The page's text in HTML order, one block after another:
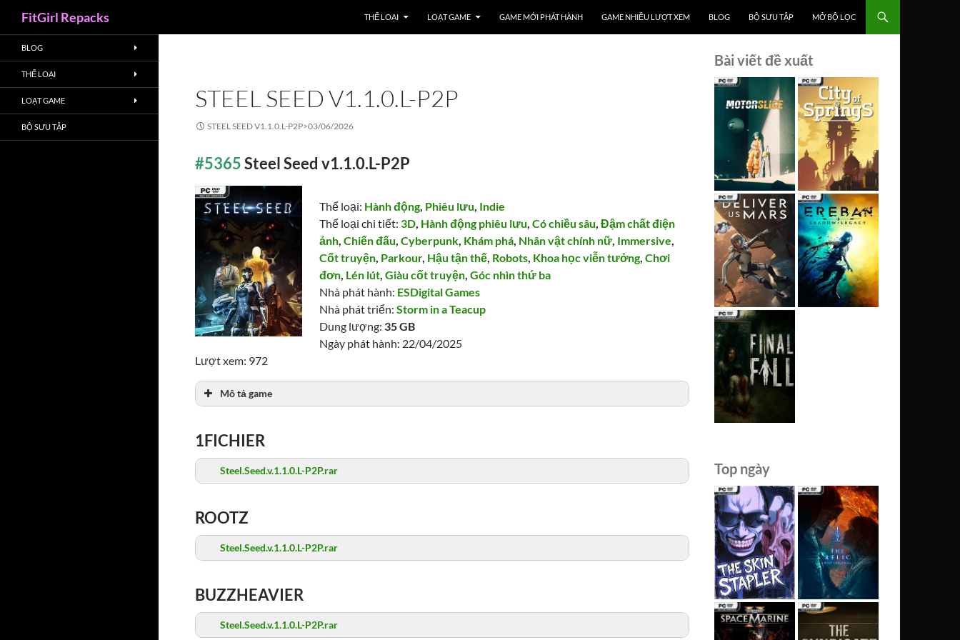
FitGirl Repacks THỂ LOẠI LOẠT GAME GAME MỚI PHÁT HÀNH GAME NHIỀU LƯỢT XEM BLOG BỘ SƯU TẬP MỞ BỘ LỌC
STEEL SEED V1.1.0.L-P2P
STEEL SEED V1.1.0.L-P2P>03/06/2026
#5365Steel Seed v1.1.0.L-P2P
Thể loại: Hành động, Phiêu lưu, Indie
Thể loại chi tiết: 3D, Hành động phiêu lưu,Có chiều sâu,Đậm chất điện
ảnh,Chiến đấu,Cyberpunk, Khám phá, Nhân vật chính nữ, Immersive,
Cốt truyện, Parkour, Hậu tận thế, Robots, Khoa học viễn tưởng,Chơi
đơn, Lén lút,Giàu cốt truyện,Góc nhìn thứ ba
Nhà phát hành: ESDigital Games
Nhà phát triển:Storm in a Teacup
Dung lượng: 35 GB
Ngày phát hành: 22/04/2025
Lượt xem: 972
Mô tả game
1FICHIER
Steel.Seed.v.1.1.0.L-P2P.rar
ROOTZ
Steel.Seed.v.1.1.0.L-P2P.rar
BUZZHEAVIER
Steel.Seed.v.1.1.0.L-P2P.rar
Bài viết đề xuất
Top ngày
BLOG
THỂ LOẠI
LOẠT GAME
BỘ SƯU TẬP